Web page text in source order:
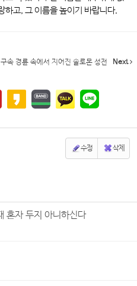
하고, 그 이름을 높이기 바랍니다.
속 경륜 속에서 지어진 솔로몬 성전 Next
수정 삭제
혼자 두지 아니하신다